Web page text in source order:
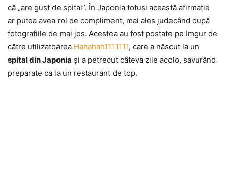
că „are gust de spital”. În Japonia totuşi această afirmaţie
ar putea avea rol de compliment, mai ales judecând după
fotografiile de mai jos. Acestea au fost postate pe Imgur de
către utilizatoarea Hahahah1111111, care a născut la un
spital din Japonia şi a petrecut câteva zile acolo, savurând
preparate ca la un restaurant de top.